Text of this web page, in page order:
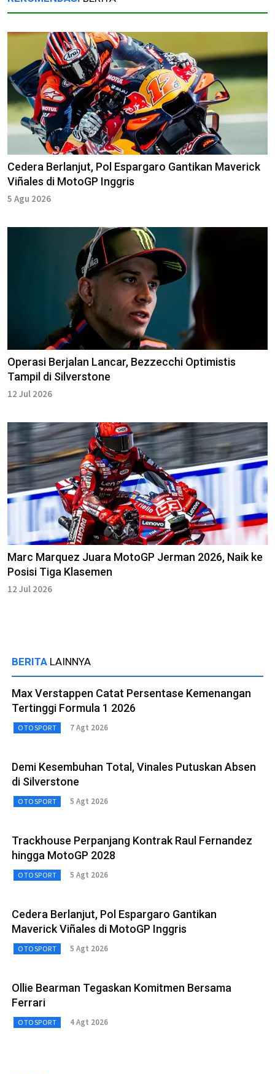
Cedera Berlanjut, Pol Espargaro Gantikan Maverick
Viñales di MotoGP Inggris
5 Agu 2026
Operasi Berjalan Lancar, Bezzecchi Optimistis
Tampil di Silverstone
12 Jul 2026
Marc Marquez Juara MotoGP Jerman 2026, Naik ke
Posisi Tiga Klasemen
12 Jul 2026
BERITA LAINNYA
Max Verstappen Catat Persentase Kemenangan
Tertinggi Formula 1 2026
OTOSPORT 7 Agt 2026
Demi Kesembuhan Total, Vinales Putuskan Absen
di Silverstone
OTOSPORT 5 Agt 2026
Trackhouse Perpanjang Kontrak Raul Fernandez
hingga MotoGP 2028
OTOSPORT 5 Agt 2026
Cedera Berlanjut, Pol Espargaro Gantikan
Maverick Viñales di MotoGP Inggris
OTOSPORT 5 Agt 2026
Ollie Bearman Tegaskan Komitmen Bersama
Ferrari
OTOSPORT 4 Agt 2026